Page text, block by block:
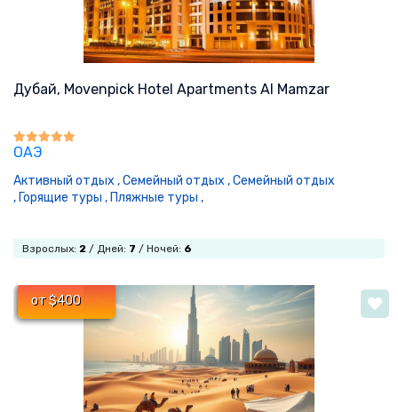
Дубай, Movenpick Hotel Apartments Al Mamzar
ОАЭ
Активный отдых ,Семейный отдых ,Семейный отдых
, Горящие туры , Пляжные туры ,
Взрослых: 2 / Дней: 7 / Ночей: 6
от $400